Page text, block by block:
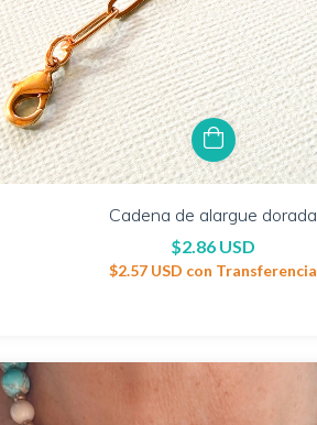
Cadena de alargue dorada
$2.86 USD
$2.57 USD con Transferencia